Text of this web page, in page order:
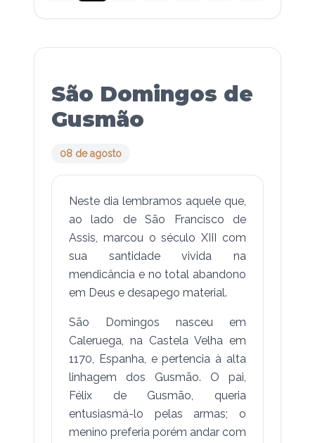
São Domingos de
Gusmão
08 de agosto
Neste dia lembramos aquele que,
ao lado de São Francisco de
Assis, marcou o século XIII com
sua santidade vivida na
mendicância e no total abandono
em Deus e desapego material.
São Domingos nasceu em
Caleruega, na Castela Velha em
1170, Espanha, e pertencia à alta
linhagem dos Gusmão. O pai,
Félix de Gusmão, queria
entusiasmá-lo pelas armas; o
menino preferia porém andar com